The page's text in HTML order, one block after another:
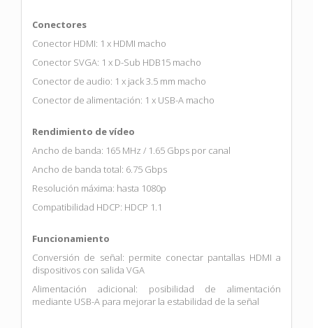
Conectores
Conector HDMI: 1 x HDMI macho
Conector SVGA: 1 x D-Sub HDB15 macho
Conector de audio: 1 x jack 3.5 mm macho
Conector de alimentación: 1 x USB-A macho
Rendimiento de vídeo
Ancho de banda: 165 MHz / 1.65 Gbps por canal
Ancho de banda total: 6.75 Gbps
Resolución máxima: hasta 1080p
Compatibilidad HDCP: HDCP 1.1
Funcionamiento
Conversión de señal: permite conectar pantallas HDMI a
dispositivos con salida VGA
Alimentación adicional: posibilidad de alimentación
mediante USB-A para mejorar la estabilidad de la señal